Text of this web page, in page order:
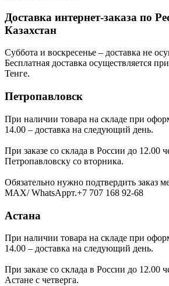
Доставка интернет-заказа по
Казахстан
Суббота и воскресенье – доставка не
Бесплатная доставка осуществляется
Тенге.
Петропавловск
При наличии товара на складе при
14.00 – доставка на следующий день.
При заказе со склада в России до 12.00
Петропавловску со вторника.
Обязательно нужно подтвердить заказ
МАХ/ WhatsAppт.+7 707 168 92-68
Астана
При наличии товара на складе при
14.00 – доставка на следующий день.
При заказе со склада в России до 12.00
Астане с четверга.